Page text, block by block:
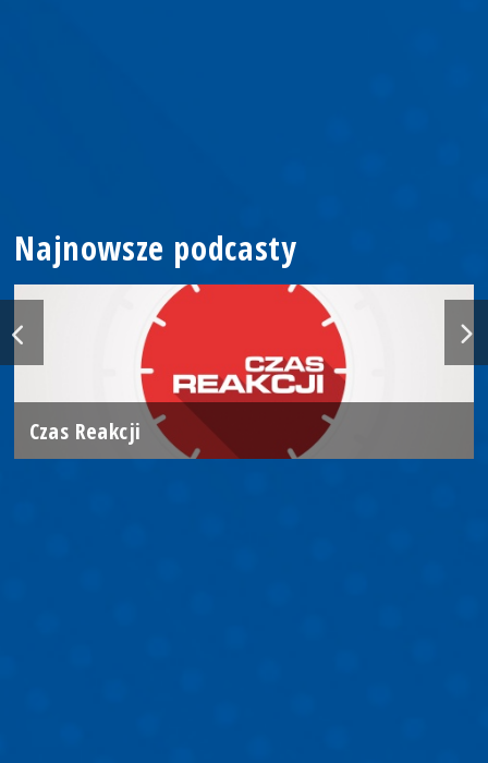
Najnowsze podcasty
Czas Reakcji